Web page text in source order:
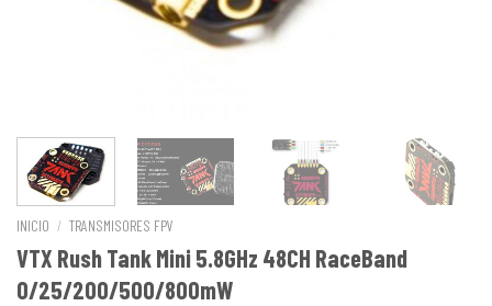
INICIO / TRANSMISORES FPV
VTX Rush Tank Mini 5.8GHz 48CH RaceBand
0/25/200/500/800mW